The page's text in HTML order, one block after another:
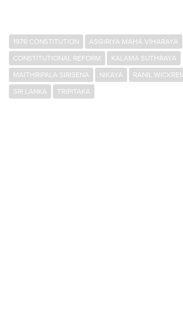
1978 CONSTITUTION
ASGIRIYA MAHA VIHARAYA
CONSTITUTIONAL REFORM
KALAMA SUTHRAYA
MAITHRIPALA SIRISENA
NIKAYA
RANIL
SRI LANKA
TRIPITAKA